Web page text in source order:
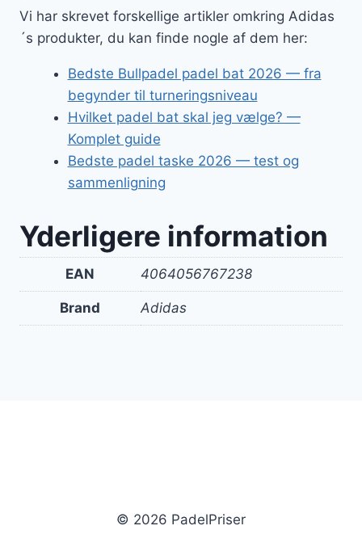
Vi har skrevet forskellige artikler omkring Adidas
´s produkter, du kan finde nogle af dem her:
Bedste Bullpadel padel bat 2026 — fra
begynder til turneringsniveau
Hvilket padel bat skal jeg vælge? —
Komplet guide
Bedste padel taske 2026 — test og
sammenligning
Yderligere information
EAN 4064056767238
Brand Adidas
© 2026 PadelPriser